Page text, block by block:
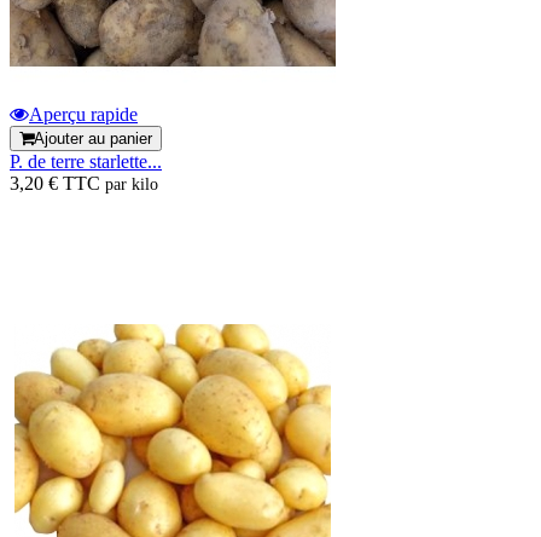
Aperçu rapide
Ajouter au panier
P. de terre starlette...
3,20 € TTC par kilo